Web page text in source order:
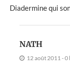
Diadermine qui
NATH
12 août 2011 - 0